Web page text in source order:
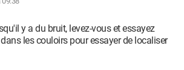
y a du bruit, levez-vous et essayez
les couloirs pour essayer de localiser